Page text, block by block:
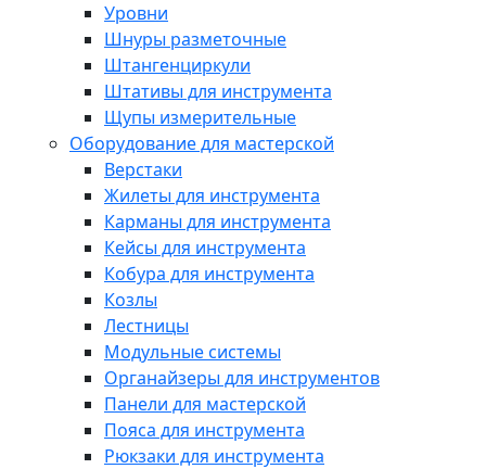
Уровни
Шнуры разметочные
Штангенциркули
Штативы для инструмента
Щупы измерительные
Оборудование для мастерской
Верстаки
Жилеты для инструмента
Карманы для инструмента
Кейсы для инструмента
Кобура для инструмента
Козлы
Лестницы
Модульные системы
Органайзеры для инструментов
Панели для мастерской
Пояса для инструмента
Рюкзаки для инструмента